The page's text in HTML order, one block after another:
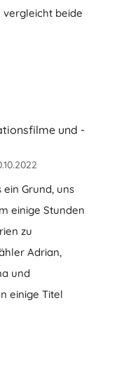
vergleicht beide
und -
Grund, uns
einige Stunden
zu
Adrian,
und
einige Titel